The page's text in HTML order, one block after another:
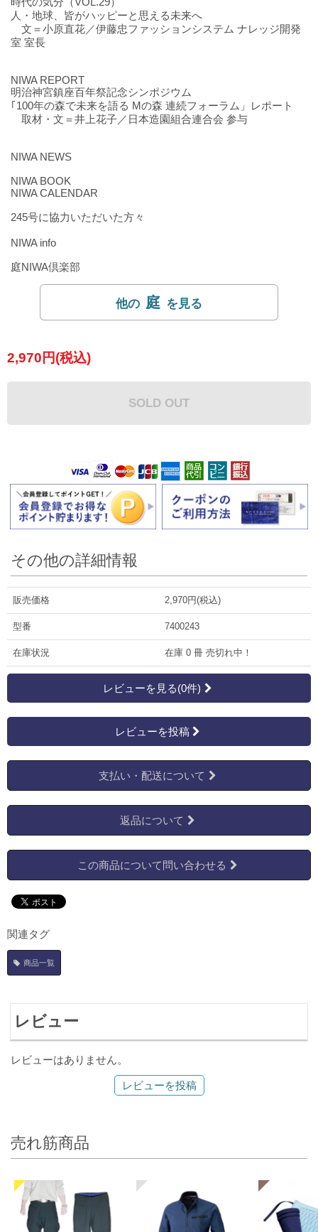
人・地球、皆がハッピーと思える未来へ
文＝小原直花／伊藤忠ファッションシステム ナレッジ開発
室 室長
NIWA REPORT
明治神宮鎮座百年祭記念シンポジウム
｢100年の森で未来を語る Mの森 連続フォーラム」レポート
取材・文＝井上花子／日本造園組合連合会 参与
NIWA NEWS
NIWA BOOK
NIWA CALENDAR
245号に協力いただいた方々
NIWA info
庭NIWA倶楽部
庭
2,970円(税込)
SOLD OUT
その他の詳細情報
販売価格 2,970円(税込)
型番 7400243
在庫状況 在庫 0 冊 売切れ中！
レビューを見る(0件)
レビューを投稿
支払い・配送について
返品について
この商品について問い合わせる
関連タグ
商品一覧
レビュー
レビューはありません。
レビューを投稿
売れ筋商品